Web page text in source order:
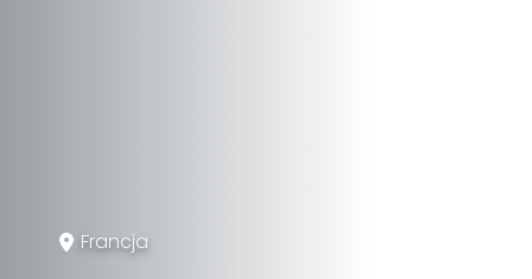
Francja